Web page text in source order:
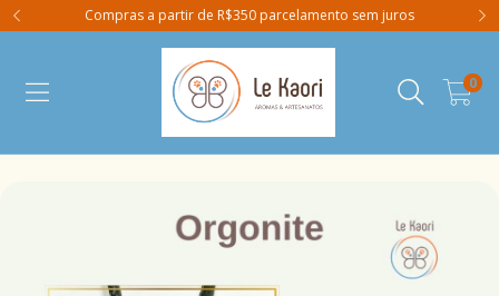
Compras a partir de R$350 parcelamento sem juros
0